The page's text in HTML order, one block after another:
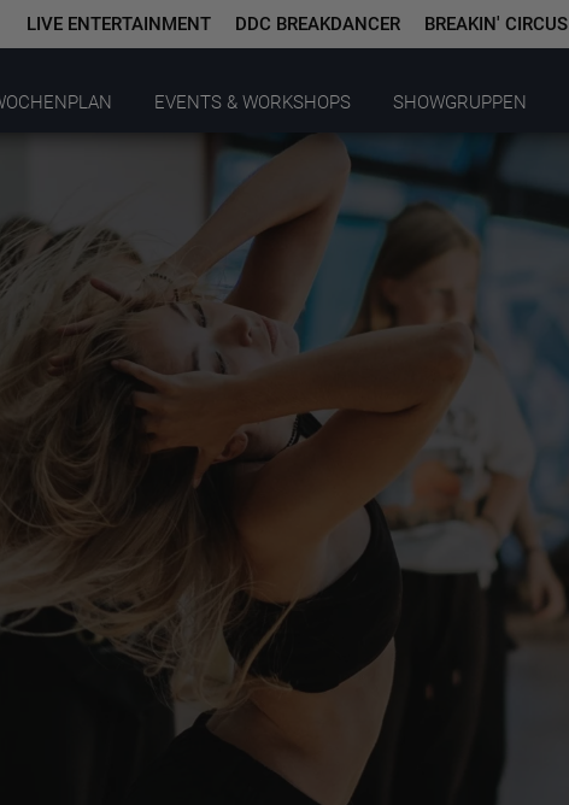
LIVE ENTERTAINMENT DDC BREAKDANCER BREAKIN' CIRCUS
EVENTS & WORKSHOPS SHOWGRUPPEN